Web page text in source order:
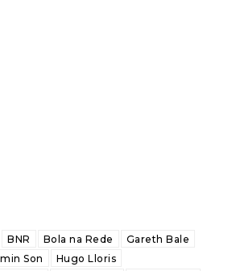
BNR Bola na Rede
Gareth Bale
Son Hugo Lloris